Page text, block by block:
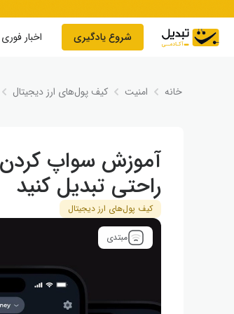
شروع یادگیری اخبار فوری
خانه امنیت کیف پول‌های ارز دیجیتال
آموزش سواپ کردن
راحتی تبدیل کنید
کیف پول‌های ارز دیجیتال
مبتدی